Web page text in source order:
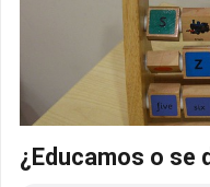
¿Educamos o se